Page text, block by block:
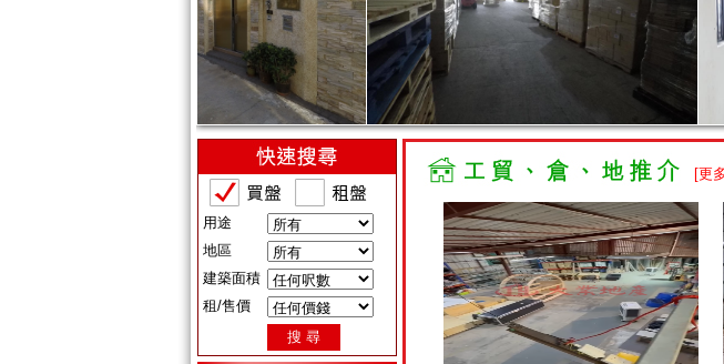
用途
地區
建築面積
租/售價
[更